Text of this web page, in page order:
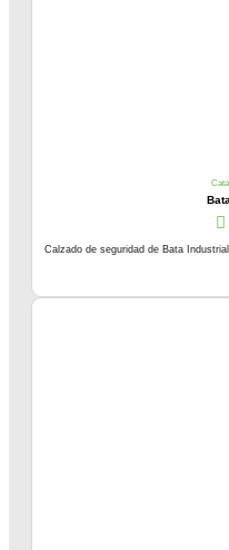
Calzado de seguridad de Bata